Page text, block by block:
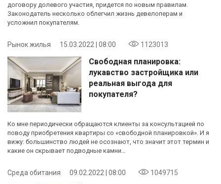
договору долевого участия, придется по новым правилам.
Законодатель несколько облегчил жизнь девелоперам и
усложнил покупателям.
Рынок жилья 15.03.2022 | 08:00 1123013
Свободная планировка:
лукавство застройщика или
реальная выгода для
покупателя?
Ко мне периодически обращаются клиенты за консультацией по
поводу приобретения квартиры со «свободной планировкой». И я
вижу: большинство людей не осознают, что значит этот термин и
какие он скрывает подводные камни…
Среда обитания 09.02.2022 | 08:00 1049715